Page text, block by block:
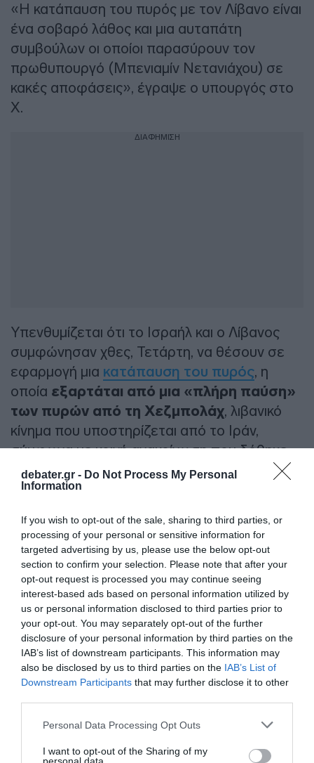
debater.gr - Do Not Process My Personal
Information
If you wish to opt-out of the sale, sharing to third parties, or
processing of your personal or sensitive information for
targeted advertising by us, please use the below opt-out
section to confirm your selection. Please note that after your
opt-out request is processed you may continue seeing
interest-based ads based on personal information utilized by
us or personal information disclosed to third parties prior to
your opt-out. You may separately opt-out of the further
disclosure of your personal information by third parties on the
IAB’s list of downstream participants. This information may
also be disclosed by us to third parties on the IAB’s List of
Downstream Participants that may further disclose it to other
Please note that this website/app uses one or more Google
not limited to your visit or usage behaviour. You may click to
Personal Data Processing Opt Outs
I want to opt-out of the Sharing of my
«Η κατάπαυση του πυρός με τον Λίβανο είναι
ένα σοβαρό λάθος και μια αυταπάτη
συμβούλων οι οποίοι παρασύρουν τον
πρωθυπουργό (Μπενιαμίν Νετανιάχου) σε
κακές αποφάσεις», έγραψε ο υπουργός στο
X.
ΔΙΑΦΗΜΙΣΗ
Υπενθυμίζεται ότι το Ισραήλ και ο Λίβανος
συμφώνησαν χθες, Τετάρτη, να θέσουν σε
εφαρμογή μια κατάπαυση του πυρός, η
οποία εξαρτάται από μια «πλήρη παύση»
των πυρών από τη Χεζμπολάχ, λιβανικό
κίνημα που υποστηρίζεται από το Ιράν,
σύμφωνα με κοινή ανακοίνωση που δόθηκε
στη δημοσιότητα στο τέλος των συνομιλιών
που διεξήχθησαν στην Ουάσινγκτον υπό την
Προσθήκη ως προτεινόμενη
πηγή στην Google
Ειδήσεις σήμερα
Συνεδρίασε η Επιτροπή Εκτίμησης
Κινδύνου λόγω των υψηλών θερμοκρασιών
και της ενίσχυσης των ανέμων
Τραμπ: Προσφεύγει στο Ανώτατο
χορού στον Λευκό Οίκο – “Εθνική ντροπή”